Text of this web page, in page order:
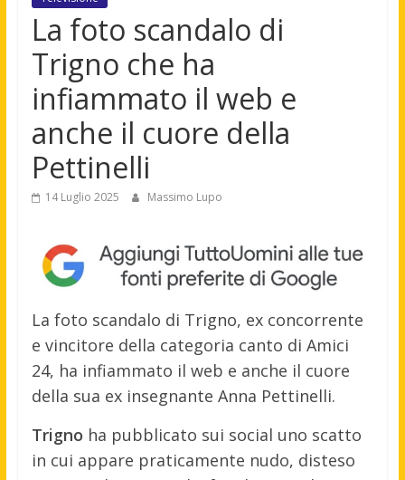
La foto scandalo di
Trigno che ha
infiammato il web e
anche il cuore della
Pettinelli
14 Luglio 2025 Massimo Lupo
La foto scandalo di Trigno, ex concorrente
e vincitore della categoria canto di Amici
24, ha infiammato il web e anche il cuore
della sua ex insegnante Anna Pettinelli.
Trigno ha pubblicato sui social uno scatto
in cui appare praticamente nudo, disteso